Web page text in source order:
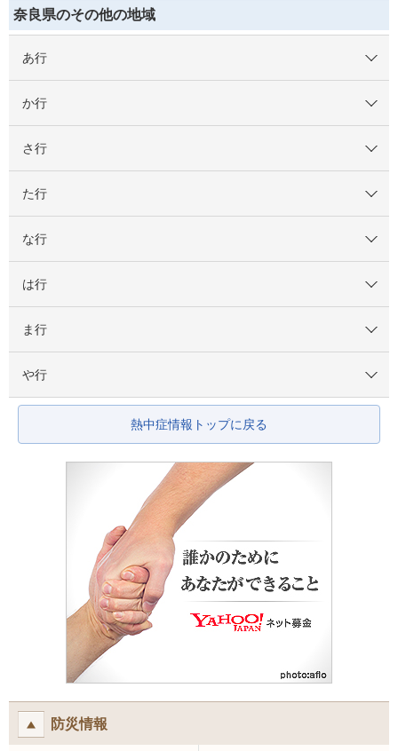
奈良県のその他の地域
あ行
か行
さ行
た行
な行
は行
ま行
や行
熱中症情報トップに戻る
防災情報